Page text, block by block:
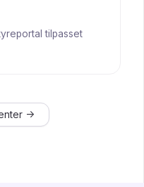
tilpasset
→